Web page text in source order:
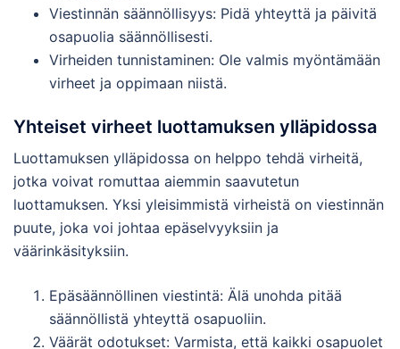
Viestinnän säännöllisyys: Pidä yhteyttä ja päivitä
osapuolia säännöllisesti.
Virheiden tunnistaminen: Ole valmis myöntämään
virheet ja oppimaan niistä.
Yhteiset virheet luottamuksen ylläpidossa
Luottamuksen ylläpidossa on helppo tehdä virheitä,
jotka voivat romuttaa aiemmin saavutetun
luottamuksen. Yksi yleisimmistä virheistä on viestinnän
puute, joka voi johtaa epäselvyyksiin ja
väärinkäsityksiin.
Epäsäännöllinen viestintä: Älä unohda pitää
säännöllistä yhteyttä osapuoliin.
Väärät odotukset: Varmista, että kaikki osapuolet